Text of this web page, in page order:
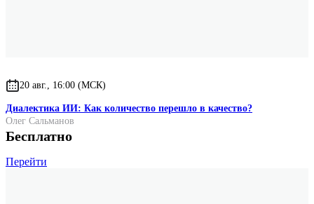
20 авг., 16:00 (МСК)
Диалектика ИИ: Как количество перешло в качество?
Олег Сальманов
Бесплатно
Перейти